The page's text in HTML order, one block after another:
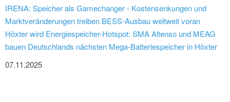
IRENA: Speicher als Gamechanger - Kostensenkungen und
Marktveränderungen treiben BESS-Ausbau weltweit voran
Höxter wird Energiespeicher-Hotspot: SMA Altenso und MEAG
bauen Deutschlands nächsten Mega-Batteriespeicher in Höxter
07.11.2025